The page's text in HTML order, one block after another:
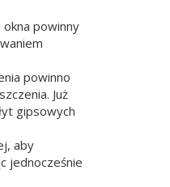
powinny
powinno
Już
gipsowych
aby
jednocześnie